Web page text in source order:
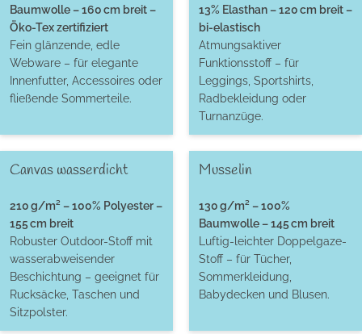
Baumwolle – 160 cm breit –
Öko-Tex zertifiziert
Fein glänzende, edle
Webware – für elegante
Innenfutter, Accessoires oder
fließende Sommerteile.
13% Elasthan – 120 cm breit –
bi-elastisch
Atmungsaktiver
Funktionsstoff – für
Leggings, Sportshirts,
Radbekleidung oder
Turnanzüge.
Canvas wasserdicht
210 g/m² – 100% Polyester –
155 cm breit
Robuster Outdoor-Stoff mit
wasserabweisender
Beschichtung – geeignet für
Rucksäcke, Taschen und
Sitzpolster.
Musselin
130 g/m² – 100%
Baumwolle – 145 cm breit
Luftig-leichter Doppelgaze-
Stoff – für Tücher,
Sommerkleidung,
Babydecken und Blusen.